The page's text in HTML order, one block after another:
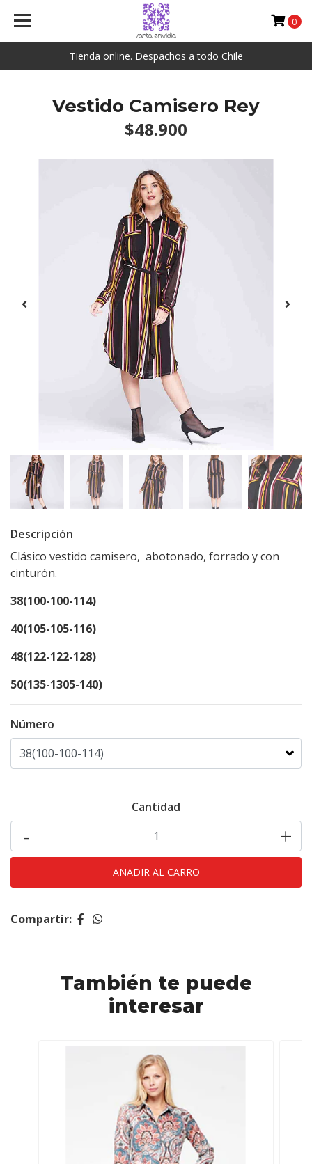
Tienda online. Despachos a todo Chile
0
Vestido Camisero Rey
$48.900
Descripción
Clásico vestido camisero, abotonado, forrado y con
cinturón.
38(100-100-114)
40(105-105-116)
48(122-122-128)
50(135-1305-140)
Número
Cantidad
+
-
Compartir:
También te puede
interesar